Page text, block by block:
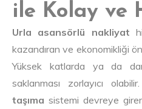
ile Kolay ve
Urla asansörlü nakliyat
kazandıran ve ekonomikliği
Yüksek katlarda ya da
saklanması zorlayıcı
taşıma sistemi devreye